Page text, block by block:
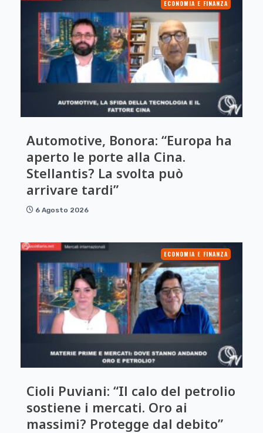
ECONOMIA E FINANZA
Automotive, Bonora: “Europa ha
aperto le porte alla Cina.
Stellantis? La svolta può
arrivare tardi”
6 Agosto 2026
ECONOMIA E FINANZA
Cioli Puviani: “Il calo del petrolio
sostiene i mercati. Oro ai
massimi? Protegge dal debito”